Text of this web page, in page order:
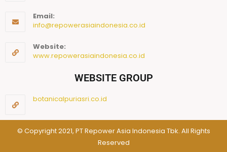
Email:
info@repowerasiaindonesia.co.id
Website:
www.repowerasiaindonesia.co.id
WEBSITE GROUP
botanicalpuriasri.co.id
© Copyright 2021, PT Repower Asia Indonesia Tbk. All Rights
Reserved